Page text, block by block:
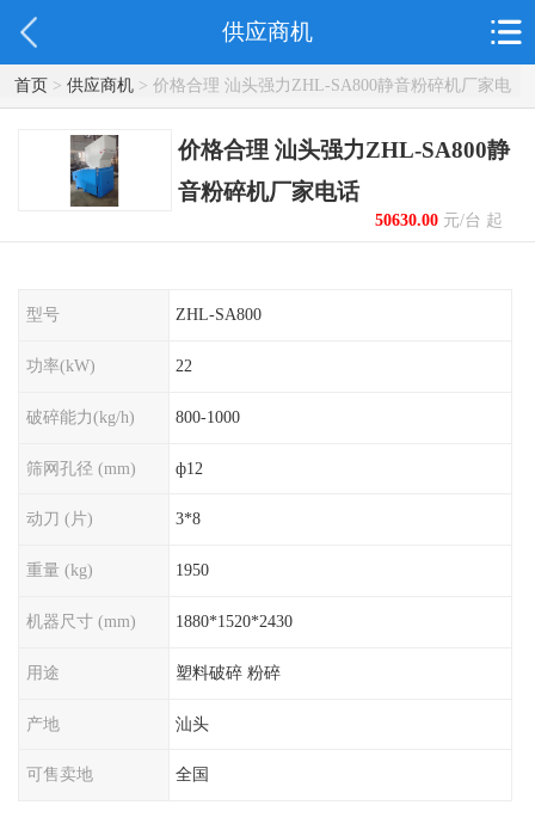
供应商机
首页> 供应商机> 价格合理 汕头强力ZHL-SA800静音粉碎机厂家电
话
价格合理 汕头强力ZHL-SA800静
音粉碎机厂家电话
50630.00元/台 起
型号 ZHL-SA800
功率(kW) 22
破碎能力(kg/h) 800-1000
筛网孔径 (mm) ф12
动刀 (片) 3*8
重量 (kg) 1950
机器尺寸 (mm) 1880*1520*2430
用途 塑料破碎 粉碎
产地 汕头
可售卖地 全国